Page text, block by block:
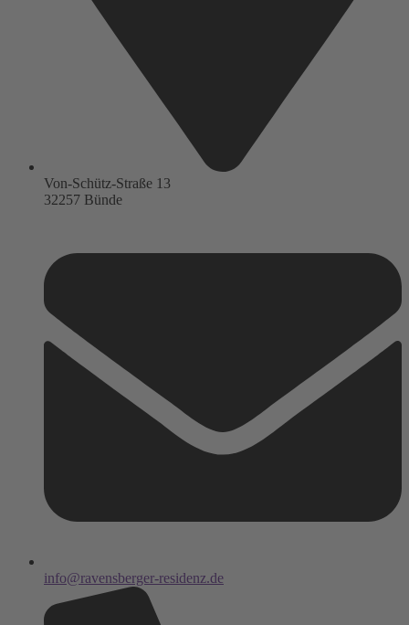
Von-Schütz-Straße 13
32257 Bünde
info@ravensberger-residenz.de